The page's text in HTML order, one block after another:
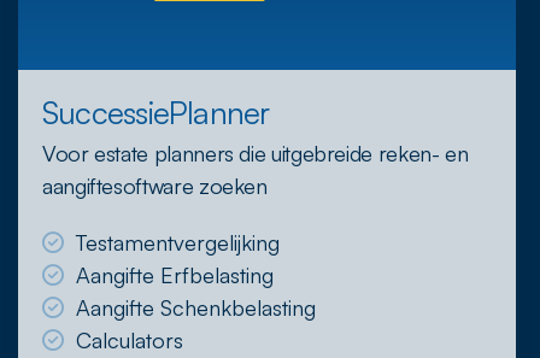
SuccessiePlanner
Voor estate planners die uitgebreide reken- en
aangiftesoftware zoeken
Testamentvergelijking
Aangifte Erfbelasting
Aangifte Schenkbelasting
Calculators